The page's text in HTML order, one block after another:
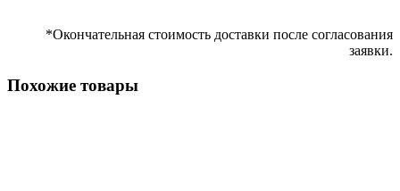
*Окончательная стоимость доставки после согласования
заявки.
Похожие товары